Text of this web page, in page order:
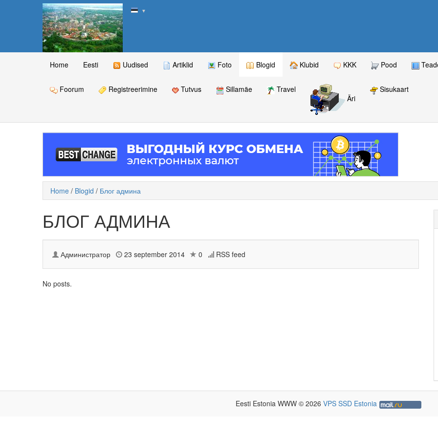
▼
Home Eesti Uudised Artiklid Foto Blogid Klubid KKK Pood
Foorum Registreerimine Tutvus Sillamäe
Travel
Äri
Sisukaart
Home / Blogid / Блог админа
БЛОГ АДМИНА
Администратор 23 september 2014 0 RSS feed
No posts.
Eesti Estonia WWW © 2026 VPS SSD Estonia